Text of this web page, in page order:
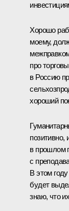
Хорошо
моему,
про
в Россию
хороший
позитивно,
в прошлом
с
В этом
будет
знаю, что